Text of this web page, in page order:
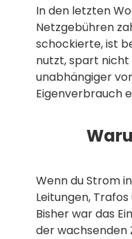
In den letzten
Netzgebühren
schockierte, ist
nutzt, spart nicht
unabhängiger
Eigenverbrauch
Wenn du Strom
Leitungen,
Bisher war das
der wachsenden